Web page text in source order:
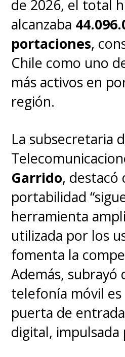
de 2026, el total
alcanzaba
portaciones,
Chile como uno
más activos en
región.
La subsecretaria
Garrido, destacó
portabilidad
herramienta
utilizada por los
fomenta la
Además, subrayó
telefonía móvil
puerta de
digital, impulsada